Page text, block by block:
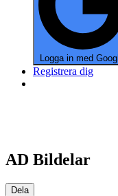
Logga in med
Registrera dig
AD Bildelar
Dela